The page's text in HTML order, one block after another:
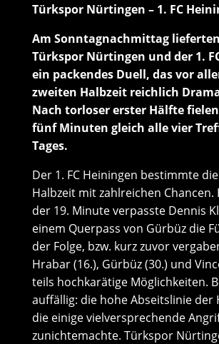
Türkspor Nürtingen – 1. FC
Am Sonntagnachmittag
Türkspor Nürtingen und der 1.
ein packendes Duell, das vor
zweiten Halbzeit reichlich
Nach torloser erster Hälfte
fünf Minuten gleich alle vier
Tages.
Der 1. FC Heiningen bestimmte
Halbzeit mit zahlreichen Chancen.
der 19. Minute verpasste Dennis
einem Querpass von Gürbüz die
der Folge, bzw. kurz zuvor
Hrabar (16.), Gürbüz (30.) und
teils hochkarätige Möglichkeiten.
auffällig: die hohe Abseitslinie der
die einige vielversprechende
zunichtemachte. Türkspor